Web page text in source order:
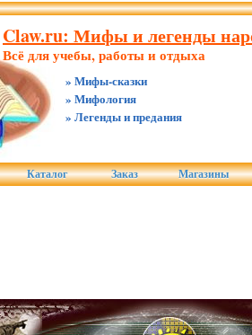
Claw.ru: Мифы и легенды
Всё для учебы, работы и отдыха
» Мифы-сказки
» Мифология
» Легенды и предания
Каталог Заказ Магазины